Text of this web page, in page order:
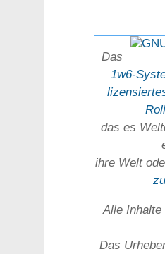
Das
1w6-
das es
ihre Welt
Alle
Das